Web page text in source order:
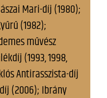
Mari-díj (1980);
(1982);
művész
(1993, 1998,
Antirasszista-díj
(2006); Ibrány